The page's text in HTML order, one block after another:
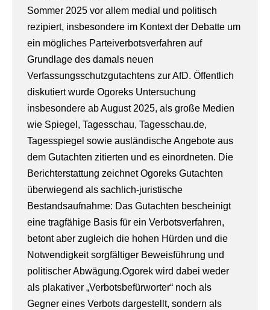
Sommer 2025 vor allem medial und politisch
rezipiert, insbesondere im Kontext der Debatte um
ein mögliches Parteiverbotsverfahren auf
Grundlage des damals neuen
Verfassungsschutzgutachtens zur AfD.​ Öffentlich
diskutiert wurde Ogoreks Untersuchung
insbesondere ab August 2025, als große Medien
wie Spiegel, Tagesschau, Tagesschau.de,
Tagesspiegel sowie ausländische Angebote aus
dem Gutachten zitierten und es einordneten.​ Die
Berichterstattung zeichnet Ogoreks Gutachten
überwiegend als sachlich‑juristische
Bestandsaufnahme: Das Gutachten bescheinigt
eine tragfähige Basis für ein Verbotsverfahren,
betont aber zugleich die hohen Hürden und die
Notwendigkeit sorgfältiger Beweisführung und
politischer Abwägung.​Ogorek wird dabei weder
als plakativer „Verbotsbefürworter“ noch als
Gegner eines Verbots dargestellt, sondern als